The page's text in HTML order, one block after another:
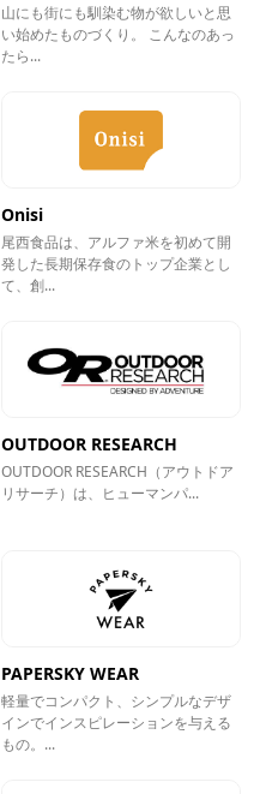
山にも街にも馴染む物が欲しいと思
い始めたものづくり。 こんなのあっ
たら...
Onisi
尾西食品は、アルファ米を初めて開
発した長期保存食のトップ企業とし
て、創...
OUTDOOR RESEARCH
OUTDOOR RESEARCH（アウトドア
リサーチ）は、ヒューマンパ...
PAPERSKY WEAR
軽量でコンパクト、シンプルなデザ
インでインスピレーションを与える
もの。...